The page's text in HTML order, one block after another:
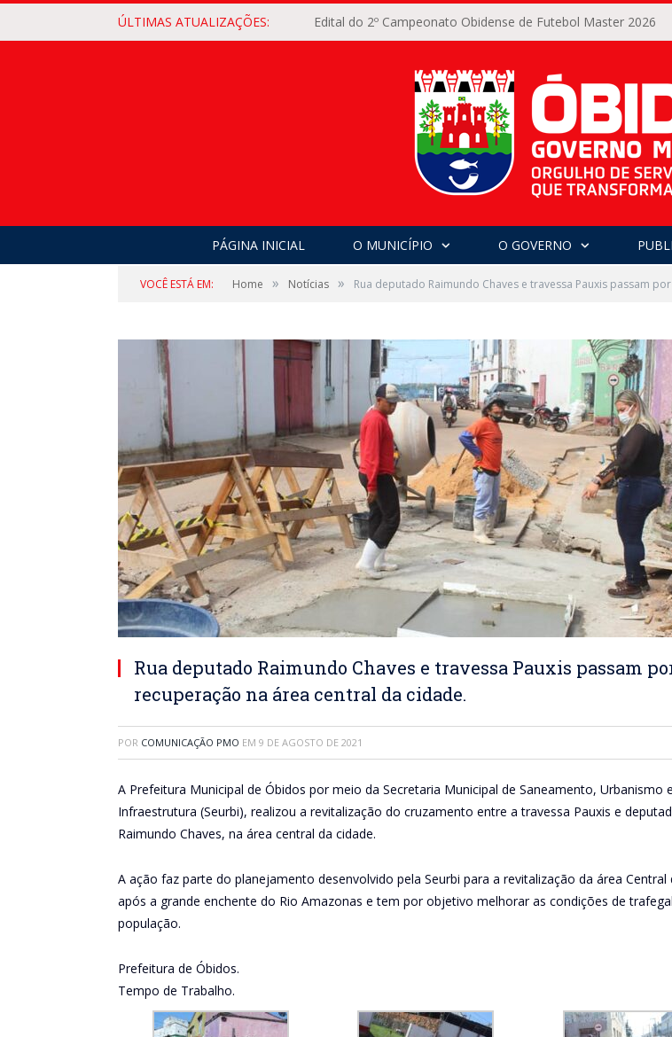
ÚLTIMAS ATUALIZAÇÕES: Edital do 2º Campeonato Obidense de Futebol Master 2026
PÁGINA INICIAL O MUNICÍPIO O GOVERNO
VOCÊ ESTÁ EM: Home » Notícias » Rua deputado Raimundo Chaves e travessa Pauxis passam
Rua deputado Raimundo Chaves e travessa Pauxis passam
recuperação na área central da cidade.
POR COMUNICAÇÃO PMO EM 9 DE AGOSTO DE 2021
A Prefeitura Municipal de Óbidos por meio da Secretaria Municipal de Saneamento, Urbanismo e
Infraestrutura (Seurbi), realizou a revitalização do cruzamento entre a travessa Pauxis e
Raimundo Chaves, na área central da cidade.
A ação faz parte do planejamento desenvolvido pela Seurbi para a revitalização da área Central
após a grande enchente do Rio Amazonas e tem por objetivo melhorar as condições de
população.
Prefeitura de Óbidos.
Tempo de Trabalho.